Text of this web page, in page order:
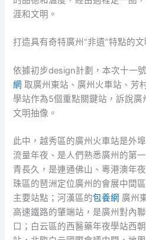
涯和文明。
打造具有奇特廣州“非遺”特點的文
依據初步design計劃，本次十一
網 取廣州東站、廣州火車站、芳
學站作為5個重點關鍵站，訴說
文明抽像。
此中，越秀區的廣州火車站是外
流量年夜、是人們熟悉廣州的第
青長久，是連通佛山、粵港澳年
珠區的琶洲定位廣州的會展中間
主要站點；河漢區的包養網 廣州
高速鐵路的肇端站，是廣州對內
口；白云區的西醫藥年夜學站西